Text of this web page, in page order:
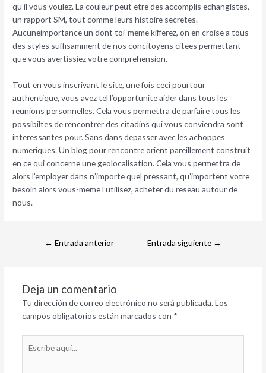
qu’il vous voulez. La couleur peut etre des accomplis echangistes,
un rapport SM, tout comme leurs histoire secretes.
Aucuneimportance un dont toi-meme kifferez, on en croise a tous
des styles suffisamment de nos concitoyens citees permettant
que vous avertissiez votre comprehension.
Tout en vous inscrivant le site, une fois ceci pourtour
authentique, vous avez tel l’opportunite aider dans tous les
reunions personnelles. Cela vous permettra de parfaire tous les
possibiltes de rencontrer des citadins qui vous conviendra sont
interessantes pour. Sans dans depasser avec les achoppes
numeriques. Un blog pour rencontre orient pareillement construit
en ce qui concerne une geolocalisation. Cela vous permettra de
alors l’employer dans n’importe quel pressant, qu’importent votre
besoin alors vous-meme l’utilisez, acheter du reseau autour de
nous.
← Entrada anterior Entrada siguiente →
Deja un comentario
Tu dirección de correo electrónico no será publicada.Los
campos obligatorios están marcados con *
aquí...